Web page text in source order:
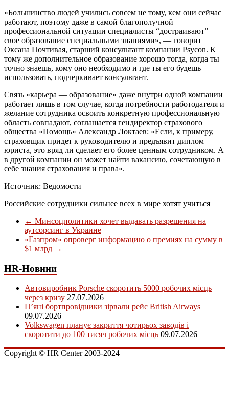
«Большинство людей учились совсем не тому, кем они сейчас
работают, поэтому даже в самой благополучной
профессиональной ситуации специалисты “достраивают”
свое образование специальными знаниями», — говорит
Оксана Почтивая, старший консультант компании Psycon. К
тому же дополнительное образование хорошо тогда, когда ты
точно знаешь, кому оно необходимо и где ты его будешь
использовать, подчеркивает консультант.
Связь «карьера — образование» даже внутри одной компании
работает лишь в том случае, когда потребности работодателя и
желание сотрудника освоить конкретную профессиональную
область совпадают, соглашается гендиректор страхового
общества «Помощь» Александр Локтаев: «Если, к примеру,
страховщик придет к руководителю и предъявит диплом
юриста, это вряд ли сделает его более ценным сотрудником. А
в другой компании он может найти вакансию, сочетающую в
себе знания страхования и права».
Источник: Ведомости
Российские сотрудники сильнее всех в мире хотят учиться
← Минсоцполитики хочет выдавать разрешения на
аутсорсинг в Украине
«Газпром» опроверг информацию о премиях на сумму в
$1 млрд →
HR-Новини
Автовиробник Porsche скоротить 5000 робочих місць
через кризу 27.07.2026
П’яні бортпровідники зірвали рейс British Airways
09.07.2026
Volkswagen планує закриття чотирьох заводів і
скоротити до 100 тисяч робочих місць 09.07.2026
Copyright © HR Center 2003-2024